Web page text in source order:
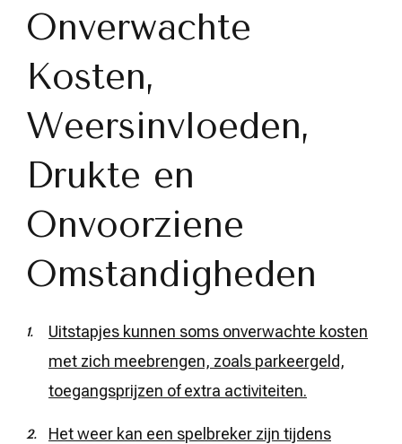
Onverwachte
Kosten,
Weersinvloeden,
Drukte en
Onvoorziene
Omstandigheden
Uitstapjes kunnen soms onverwachte kosten
met zich meebrengen, zoals parkeergeld,
toegangsprijzen of extra activiteiten.
Het weer kan een spelbreker zijn tijdens